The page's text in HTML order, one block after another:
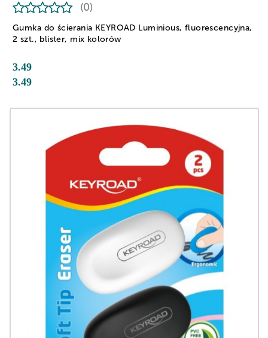
Gumka do ścierania KEYROAD Luminious, fluorescencyjna,
2 szt., blister, mix kolorów
(0)
3.49
3.49